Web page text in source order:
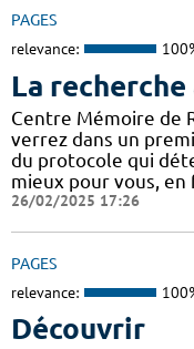
PAGES
relevance:
La recherche
Centre Mémoire de
verrez dans un
du protocole qui
mieux pour vous, en
26/02/2025 17:26
PAGES
relevance:
Découvrir